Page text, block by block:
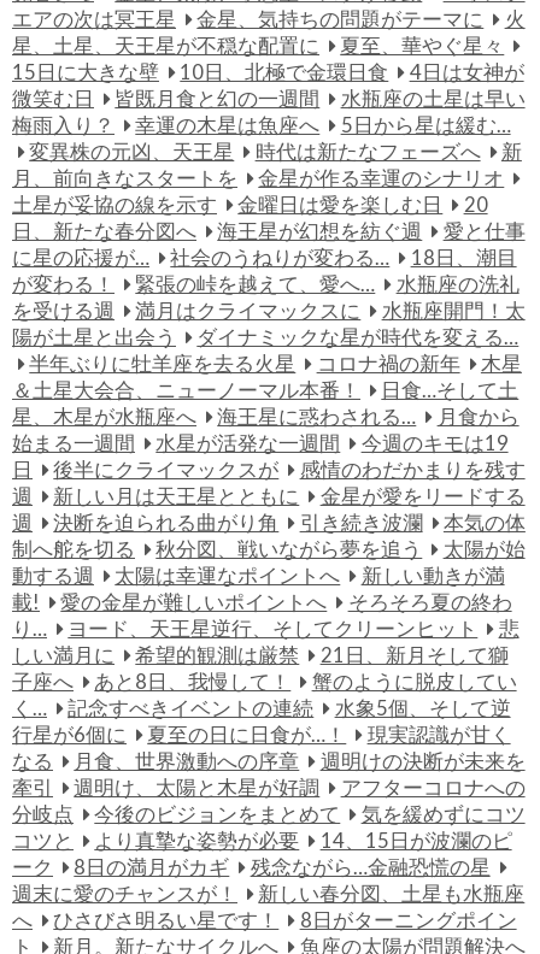
エアの次は冥王星
金星、気持ちの問題がテーマに
火
星、土星、天王星が不穏な配置に
夏至、華やぐ星々
15日に大きな壁
10日、北極で金環日食
4日は女神が
微笑む日
皆既月食と幻の一週間
水瓶座の土星は早い
梅雨入り？
幸運の木星は魚座へ
5日から星は緩む…
変異株の元凶、天王星
時代は新たなフェーズへ
新
月、前向きなスタートを
金星が作る幸運のシナリオ
土星が妥協の線を示す
金曜日は愛を楽しむ日
20
日、新たな春分図へ
海王星が幻想を紡ぐ週
愛と仕事
に星の応援が…
社会のうねりが変わる…
18日、潮目
が変わる！
緊張の峠を越えて、愛へ…
水瓶座の洗礼
を受ける週
満月はクライマックスに
水瓶座開門！太
陽が土星と出会う
ダイナミックな星が時代を変える…
半年ぶりに牡羊座を去る火星
コロナ禍の新年
木星
＆土星大会合、ニューノーマル本番！
日食…そして土
星、木星が水瓶座へ
海王星に惑わされる…
月食から
始まる一週間
水星が活発な一週間
今週のキモは19
日
後半にクライマックスが
感情のわだかまりを残す
週
新しい月は天王星とともに
金星が愛をリードする
週
決断を迫られる曲がり角 引き続き波瀾
本気の体
制へ舵を切る
秋分図、戦いながら夢を追う
太陽が始
動する週
太陽は幸運なポイントへ
新しい動きが満
載!
愛の金星が難しいポイントへ
そろそろ夏の終わ
り…
ヨード、天王星逆行、そしてクリーンヒット
悲
しい満月に
希望的観測は厳禁
21日、新月そして獅
子座へ
あと8日、我慢して！
蟹のように脱皮してい
く…
記念すべきイベントの連続
水象5個、そして逆
行星が6個に
夏至の日に日食が…！
現実認識が甘く
なる
月食、世界激動への序章
週明けの決断が未来を
牽引
週明け、太陽と木星が好調
アフターコロナへの
分岐点
今後のビジョンをまとめて
気を緩めずにコツ
コツと
より真摯な姿勢が必要
14、15日が波瀾のピ
ーク
8日の満月がカギ
残念ながら…金融恐慌の星
週末に愛のチャンスが！
新しい春分図、土星も水瓶座
へ
ひさびさ明るい星です！
8日がターニングポイン
ト
新月。新たなサイクルへ
魚座の太陽が問題解決へ